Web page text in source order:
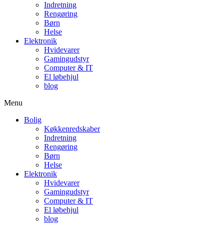
Indretning
Rengøring
Børn
Helse
Elektronik
Hvidevarer
Gamingudstyr
Computer & IT
El løbehjul
blog
Menu
Bolig
Køkkenredskaber
Indretning
Rengøring
Børn
Helse
Elektronik
Hvidevarer
Gamingudstyr
Computer & IT
El løbehjul
blog